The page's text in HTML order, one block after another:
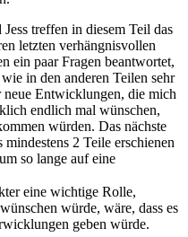
treffen in diesem Teil das
letzten verhängnisvollen
ein paar Fragen beantwortet,
in den anderen Teilen sehr
Entwicklungen, die mich
endlich mal wünschen,
würden. Das nächste
2 Teile erschienen
so lange auf eine
eine wichtige Rolle,
würde, wäre, dass es
geben würde.